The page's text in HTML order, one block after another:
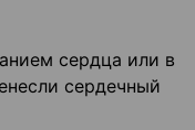
сердца или в
сердечный